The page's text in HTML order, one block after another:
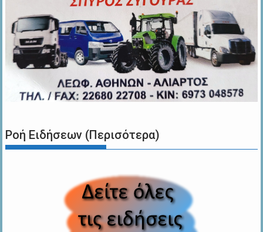
Ροή Ειδήσεων (Περισότερα)